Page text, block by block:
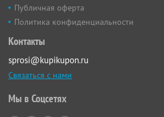
Публичная оферта
Политика конфиденциальности
Контакты
sprosi@kupikupon.ru
Связаться с нами
Мы в Соцсетях